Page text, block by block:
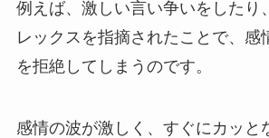
例えば、激しい言い争いをしたり
レックスを指摘されたことで、感
を拒絶してしまうのです。
感情の波が激しく、すぐにカッと